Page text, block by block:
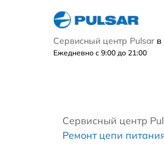
Сервисный центр Pulsar в
Ежедневно с 9:00 до 21:00
Сервисный центр
Ремонт цепи